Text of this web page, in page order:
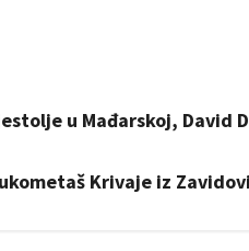
u Mađarskoj, David
Krivaje iz